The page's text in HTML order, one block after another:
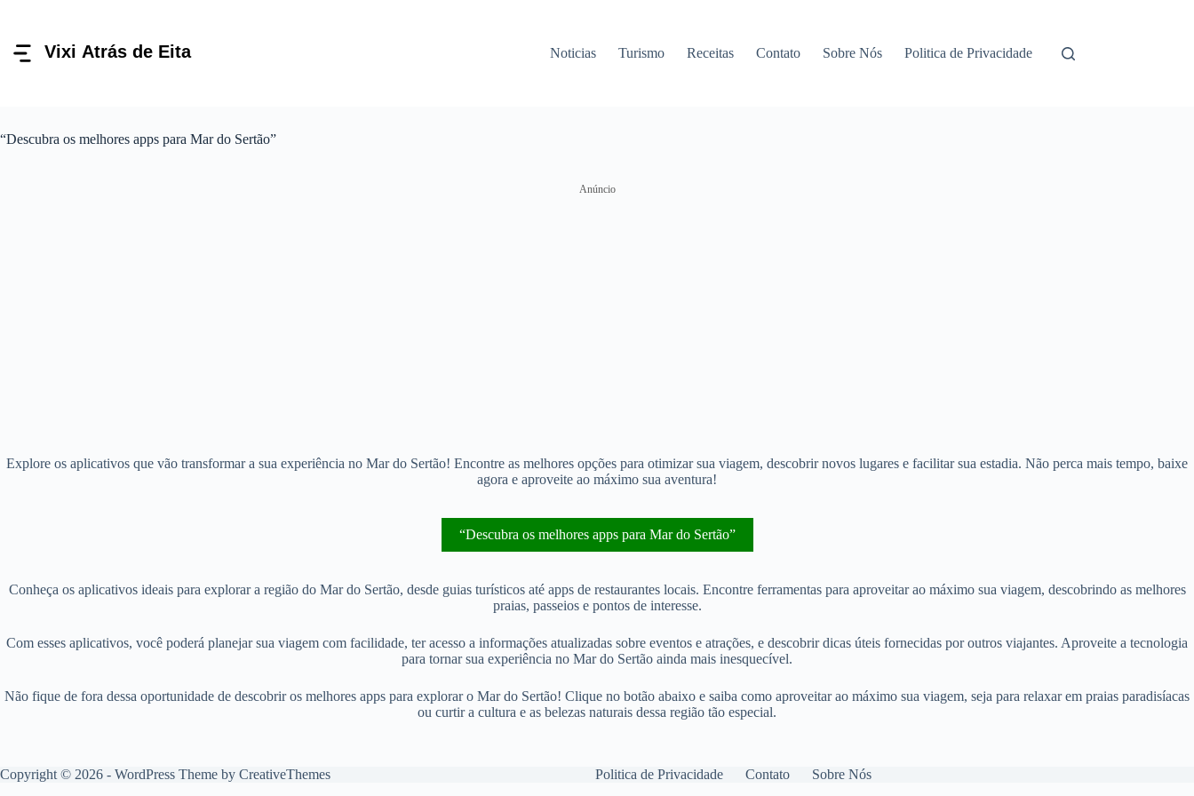
conteúdo
Noticias Turismo Receitas Contato Sobre Nós Politica de Privacidade
“Descubra os melhores apps para Mar do Sertão”
Anúncio
Explore os aplicativos que vão transformar a sua experiência no Mar do Sertão! Encontre as melhores opções para otimizar sua viagem, descobrir novos lugares e facilitar sua estadia. Não perca mais tempo, baixe
agora e aproveite ao máximo sua aventura!
“Descubra os melhores apps para Mar do Sertão”
Conheça os aplicativos ideais para explorar a região do Mar do Sertão, desde guias turísticos até apps de restaurantes locais. Encontre ferramentas para aproveitar ao máximo sua viagem, descobrindo as melhores
praias, passeios e pontos de interesse.
Com esses aplicativos, você poderá planejar sua viagem com facilidade, ter acesso a informações atualizadas sobre eventos e atrações, e descobrir dicas úteis fornecidas por outros viajantes. Aproveite a tecnologia
para tornar sua experiência no Mar do Sertão ainda mais inesquecível.
Não fique de fora dessa oportunidade de descobrir os melhores apps para explorar o Mar do Sertão! Clique no botão abaixo e saiba como aproveitar ao máximo sua viagem, seja para relaxar em praias paradisíacas
ou curtir a cultura e as belezas naturais dessa região tão especial.
Copyright © 2026 - WordPress Theme by CreativeThemes Politica de Privacidade Contato Sobre Nós